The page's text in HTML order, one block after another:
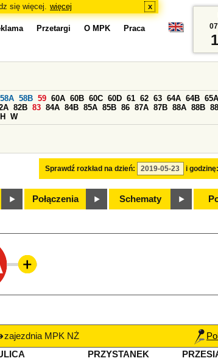
się więcej. więcej x
Przetargi O MPK Praca
Sprawdź rozkład na dzień: i godzinę:
58A 58B 59 60A 60B 60C 60D 61 62 63 64A 64B 65A
82B 83 84A 84B 85A 85B 86 87A 87B 88A 88B
H W
Połączenia Schematy
zajezdnia MPK NŻ
PRZYSTANEK